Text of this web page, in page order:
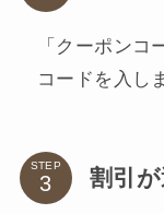
「クーポン
コードを入し
STEP 割引